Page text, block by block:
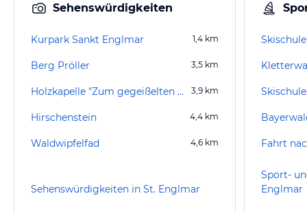
Sehenswürdigkeiten
Kurpark Sankt Englmar 1,4 km
Berg Pröller 3,5 km
Holzkapelle "Zum gegeißelten Heiland" 3,9 km
Hirschenstein 4,4 km
Waldwipfelfad 4,6 km
Sehenswürdigkeiten in St. Englmar
Fahrt
Sport-
Englmar